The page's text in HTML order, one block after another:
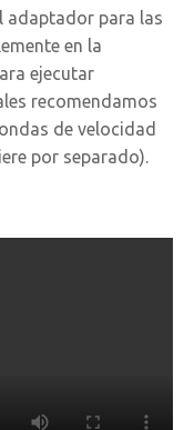
adaptador para las
en la
ejecutar
recomendamos
de velocidad
por separado).